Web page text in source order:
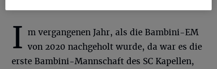
I m vergangenen Jahr, als die Bambini-EM
von 2020 nachgeholt wurde, da war es die
erste Bambini-Mannschaft des SC Kapellen,